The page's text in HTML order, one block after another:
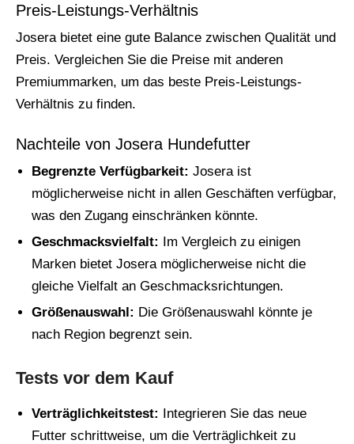
Preis-Leistungs-Verhältnis
Josera bietet eine gute Balance zwischen Qualität und
Preis. Vergleichen Sie die Preise mit anderen
Premiummarken, um das beste Preis-Leistungs-
Verhältnis zu finden.
Nachteile von Josera Hundefutter
Begrenzte Verfügbarkeit: Josera ist
möglicherweise nicht in allen Geschäften verfügbar,
was den Zugang einschränken könnte.
Geschmacksvielfalt: Im Vergleich zu einigen
Marken bietet Josera möglicherweise nicht die
gleiche Vielfalt an Geschmacksrichtungen.
Größenauswahl: Die Größenauswahl könnte je
nach Region begrenzt sein.
Tests vor dem Kauf
Verträglichkeitstest: Integrieren Sie das neue
Futter schrittweise, um die Verträglichkeit zu